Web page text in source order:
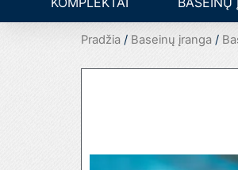
Pradžia / Baseinų įranga /